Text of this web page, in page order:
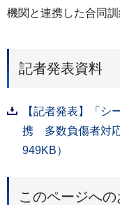
機関と連携した合同訓
記者発表資料
【記者発表】「シ
携 多数負傷者対
949KB）
このページへ